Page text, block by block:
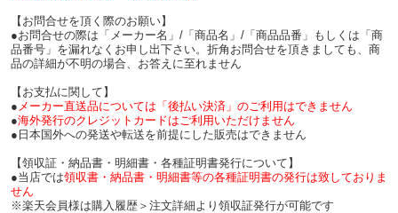
【お問合せを頂く際のお願い】
●お問合せの際は「メーカー名」/「商品名」/「商品品番」もしくは「商
品番号」を漏れなくお申し出下さい。折角お問合せを頂きましても、商
品の詳細が不明の場合、お答えに至れません
【お支払に関して】
● メーカー直送品については「後払い決済」のご利用はできません
●海外発行のクレジットカードはご利用いただけません
●日本国外への発送や転送を前提にした販売はできません
【領収証・納品書・明細書・各種証明書発行について】
●当店では領収書・納品書・明細書等の各種証明書の発行は致しておりま
せん
※楽天会員様は購入履歴＞注文詳細より領収証発行が可能です